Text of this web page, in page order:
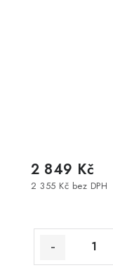
2 355 Kč bez DPH
2 849 Kč